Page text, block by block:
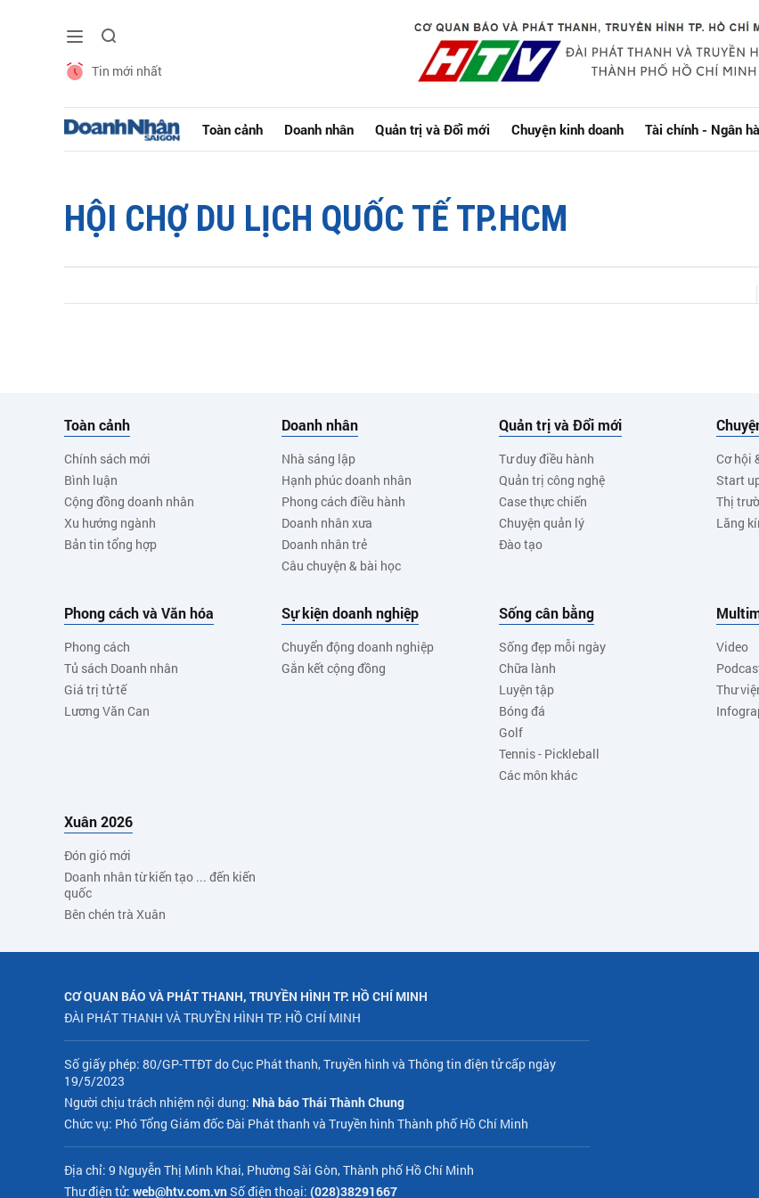
Tin mới nhất
Toàn cảnh Doanh nhân Quản trị và Đổi mới Chuyện kinh doanh Tài chính - Ngân
HỘI CHỢ DU LỊCH QUỐC TẾ TP.HCM
Toàn cảnh
Chính sách mới
Bình luận
Cộng đồng doanh nhân
Xu hướng ngành
Bản tin tổng hợp
Doanh nhân
Nhà sáng lập
Hạnh phúc doanh nhân
Phong cách điều hành
Doanh nhân xưa
Doanh nhân trẻ
Câu chuyện & bài học
Quản trị và Đổi mới
Tư duy điều hành
Quản trị công nghệ
Case thực chiến
Chuyện quản lý
Đào tạo
Cơ hội
Start
Thị
Lăng
Phong cách và Văn hóa
Phong cách
Tủ sách Doanh nhân
Giá trị tử tế
Lương Văn Can
Sự kiện doanh nghiệp
Chuyển động doanh nghiệp
Gắn kết cộng đồng
Sống cân bằng
Sống đẹp mỗi ngày
Chữa lành
Luyện tập
Bóng đá
Golf
Tennis - Pickleball
Các môn khác
Video
Thư
Xuân 2026
Đón gió mới
Doanh nhân từ kiến tạo ... đến kiến
quốc
Bên chén trà Xuân
CƠ QUAN BÁO VÀ PHÁT THANH, TRUYỀN HÌNH TP. HỒ CHÍ MINH
ĐÀI PHÁT THANH VÀ TRUYỀN HÌNH TP. HỒ CHÍ MINH
Số giấy phép: 80/GP-TTĐT do Cục Phát thanh, Truyền hình và Thông tin điện tử cấp ngày
19/5/2023
Người chịu trách nhiệm nội dung: Nhà báo Thái Thành Chung
Chức vụ: Phó Tổng Giám đốc Đài Phát thanh và Truyền hình Thành phố Hồ Chí Minh
Địa chỉ: 9 Nguyễn Thị Minh Khai, Phường Sài Gòn, Thành phố Hồ Chí Minh
Thư điện tử: web@htv.com.vnSố điện thoại: (028)38291667